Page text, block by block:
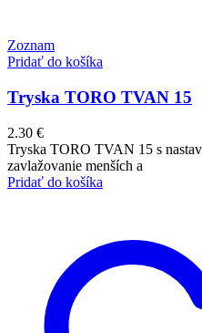
Zoznam
Pridať do košíka
Tryska TORO TVAN 15
2.30 €
Tryska TORO TVAN 15 s
zavlažovanie menších a
Pridať do košíka